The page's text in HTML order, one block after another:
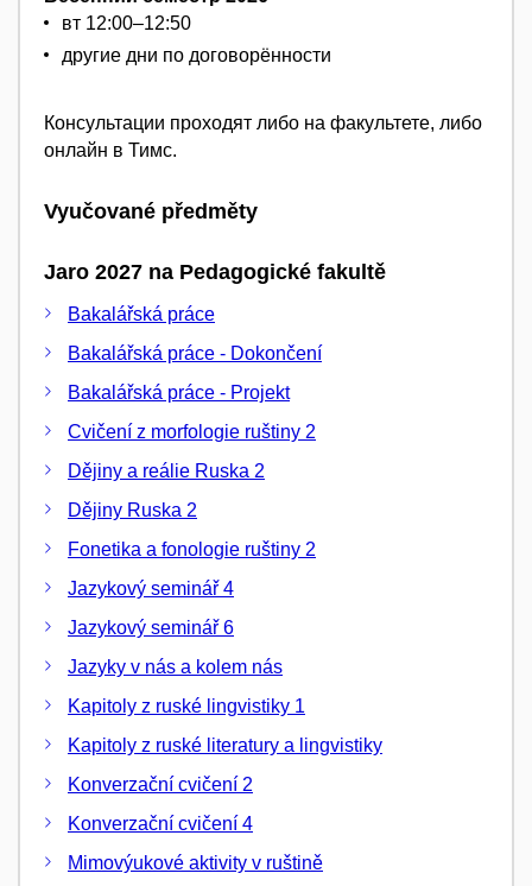
вт 12:00–12:50
другие дни по договорённости
Консультации проходят либо на факультете, либо
онлайн в Тимс.
Vyučované předměty
Jaro 2027 na Pedagogické fakultě
Bakalářská práce
Bakalářská práce - Dokončení
Bakalářská práce - Projekt
Cvičení z morfologie ruštiny 2
Dějiny a reálie Ruska 2
Dějiny Ruska 2
Fonetika a fonologie ruštiny 2
Jazykový seminář 4
Jazykový seminář 6
Jazyky v nás a kolem nás
Kapitoly z ruské lingvistiky 1
Kapitoly z ruské literatury a lingvistiky
Konverzační cvičení 2
Konverzační cvičení 4
Mimovýukové aktivity v ruštině